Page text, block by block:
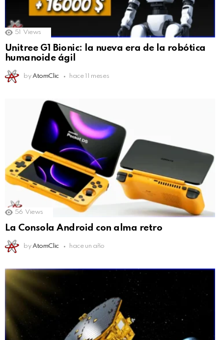
51 Views
Unitree G1 Bionic: la nueva era de la robótica
humanoide ágil
by AtomClic hace 11 meses
56 Views
La Consola Android con alma retro
by AtomClic hace un año